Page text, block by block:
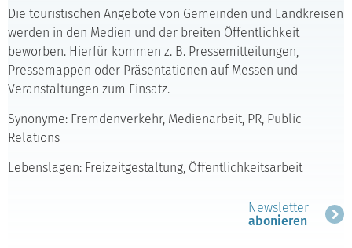
Die touristischen Angebote von Gemeinden und Landkreisen
werden in den Medien und der breiten Öffentlichkeit
beworben. Hierfür kommen z. B. Pressemitteilungen,
Pressemappen oder Präsentationen auf Messen und
Veranstaltungen zum Einsatz.
Synonyme: Fremdenverkehr, Medienarbeit, PR, Public
Relations
Lebenslagen: Freizeitgestaltung, Öffentlichkeitsarbeit
Newsletter
abonieren